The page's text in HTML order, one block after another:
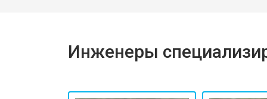
Замена щёток
Замена амортизаторов
Инженеры